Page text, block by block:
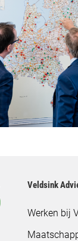
Veldsink
Werken bij